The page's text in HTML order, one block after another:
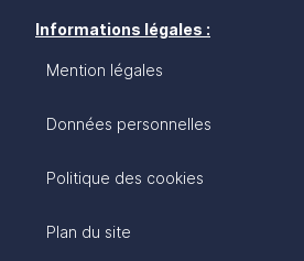
Informations légales :
Mention légales
Données personnelles
Politique des cookies
Plan du site